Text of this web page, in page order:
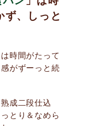
ず、しっと
は時間がたって
がずーっと続
成二段仕込
とり＆なめら